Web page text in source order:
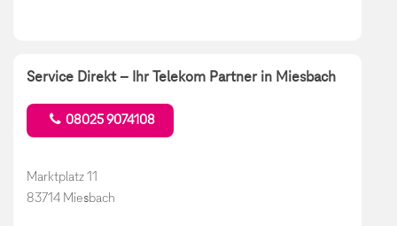
Service Direkt – Ihr Telekom Partner in Miesbach
08025 9074108
Marktplatz 11
83714 Miesbach